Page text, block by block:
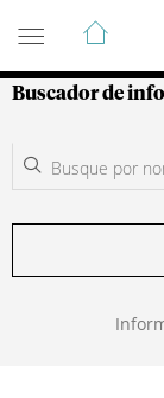
Guía de
Buscador de